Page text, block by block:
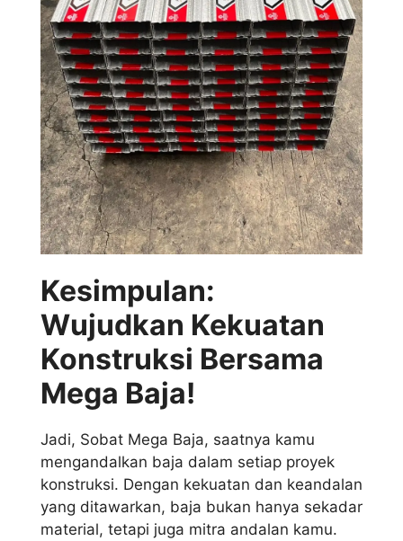
Kesimpulan:
Wujudkan Kekuatan
Konstruksi Bersama
Mega Baja!
Jadi, Sobat Mega Baja, saatnya kamu
mengandalkan baja dalam setiap proyek
konstruksi. Dengan kekuatan dan keandalan
yang ditawarkan, baja bukan hanya sekadar
material, tetapi juga mitra andalan kamu.